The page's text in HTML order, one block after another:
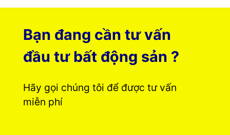
Bạn đang cần tư vấn
đầu tư bất động sản ?
Hãy gọi chúng tôi để được tư vấn
miễn phí